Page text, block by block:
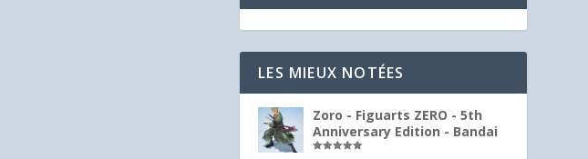
LES MIEUX NOTÉES
Zoro - Figuarts ZERO - 5th
Anniversary Edition - Bandai